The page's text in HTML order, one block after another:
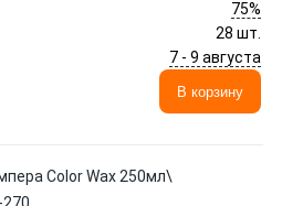
75%
28 шт.
7 - 9 августа
В корзину
Color Wax 250мл\